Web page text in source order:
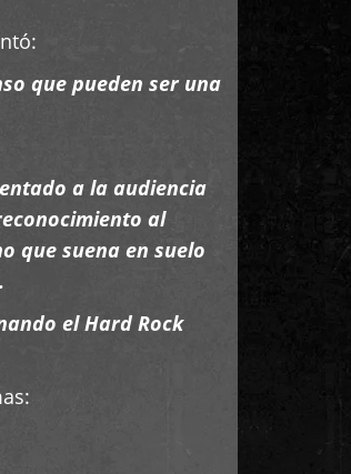
que pueden ser una
a la audiencia
al
que suena en suelo
el Hard Rock